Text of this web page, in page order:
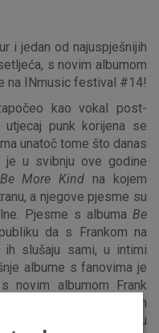
i jedan od najuspješnijih
s novim albumom
na INmusic festival #14!
kao vokal post-
punk korijena se
unatoč tome što danas
je u svibnju ove godine
Be More Kind na kojem
a njegove pjesme su
Pjesme s albuma Be
da s Frankom na
slušaju sami, u intimi
albume s fanovima je
novim albumom Frank
o politici i društvenim
pažnju i društvenu